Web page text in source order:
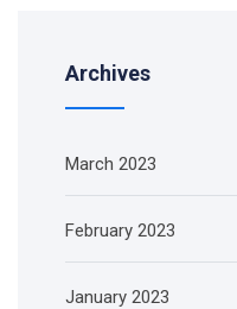
Archives
March 2023
February 2023
January 2023